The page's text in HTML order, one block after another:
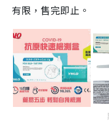
有限，售完即止。